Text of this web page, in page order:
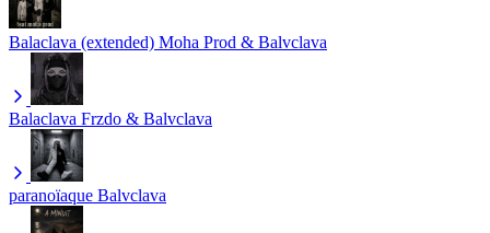
Balaclava (extended) Moha Prod & Balvclava
Balaclava Frzdo & Balvclava
paranoïaque Balvclava